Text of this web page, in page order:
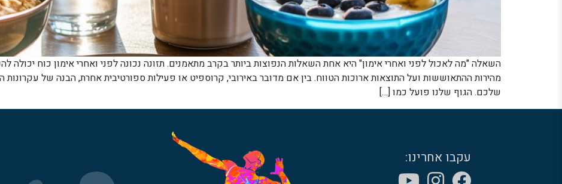
השאלה "מה לאכול לפני ואחרי אימון" היא אחת השאלות הנפוצות ביותר בקרב מתאמנים. תזונה נכונה לפני ואחרי אימון כוח יכולה
מהירות ההתאוששות ועל התוצאות ארוכות הטווח. בין אם מדובר באירובי, קרוספיט או פעילות ספורטיבית אחרת, הבנה של
שלכם. הגוף שלנו פועל כמו […]
עקבו אחרינו: